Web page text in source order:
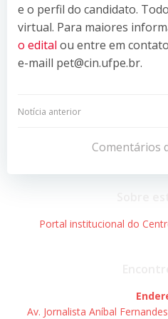
e o perfil do candidato.
virtual. Para maiores
o edital ou entre em
e-maill pet@cin.ufpe.br.
Navegação
Post
Notícia anterior
Comentários
Sobre
Portal institucional do
Av. Jornalista Aníbal